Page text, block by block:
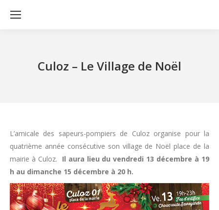
Culoz – Le Village de Noël
L’amicale des sapeurs-pompiers de Culoz organise pour la
quatrième année consécutive son village de Noël place de la
mairie à Culoz. Il aura lieu du vendredi 13 décembre à 19
h au dimanche 15 décembre à 20 h.